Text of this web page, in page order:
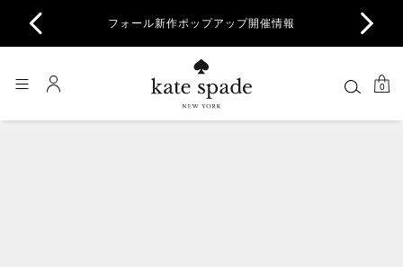
フォール新作ポップアップ開催情報
0